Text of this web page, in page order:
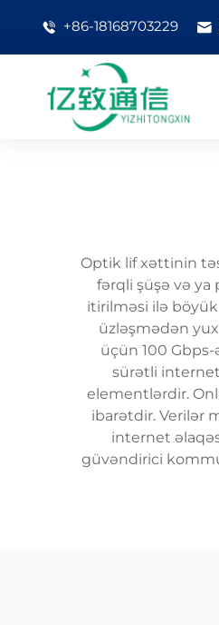
+86-18168703229
Optik lif xəttinin
fərqli şüşə və ya
itirilməsi ilə böyük
üzləşmədən
üçün 100
sürətli
elementlərdir.
ibarətdir. Verilər
internet
güvəndirici